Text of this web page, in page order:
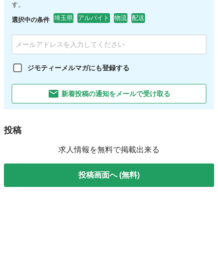
す。
選択中の条件 埼玉県 アルバイト 物流 配送
ジモティーメルマガにも登録する
新着投稿の通知をメールで受け取る
投稿
求人情報を無料で掲載出来る
投稿画面へ (無料)